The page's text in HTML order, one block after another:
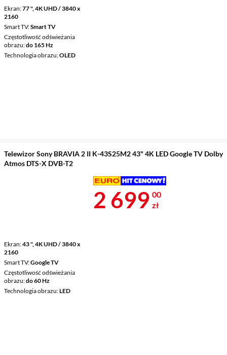
Ekran 77 ", 4K UHD / 3840 x
2160
Smart TV Smart TV
Częstotliwość odświeżania
obrazu do 165 Hz
Technologia obrazu OLED
Telewizor Sony BRAVIA 2 II K-43S25M2 43" 4K LED Google TV Dolby
Atmos DTS-X DVB-T2
Ekran 43 ", 4K UHD / 3840 x
2160
Smart TV Google TV
Częstotliwość odświeżania
obrazu do 60 Hz
Technologia obrazu LED
Cena 2 699 zł
2 699 00
zł